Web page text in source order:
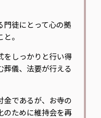
門徒にとって心の拠
。
をしっかりと行い得
葬儀、法要が行える
金であるが、お寺の
のために維持会を再